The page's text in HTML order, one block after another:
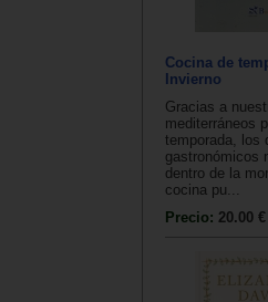
Cocina de
Invierno
Gracias a
mediterráneos
temporada, los
gastronómicos
dentro de la
cocina pu...
Precio: 20.00 €